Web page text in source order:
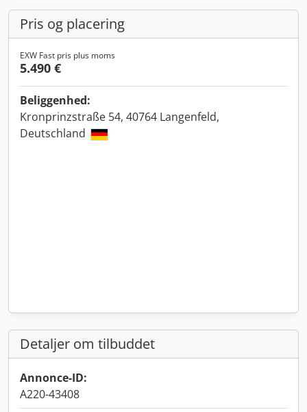
Pris og placering
EXW Fast pris plus moms
5.490 €
Beliggenhed:
Kronprinzstraße 54, 40764 Langenfeld,
Deutschland
Detaljer om tilbuddet
Annonce-ID:
A220-43408